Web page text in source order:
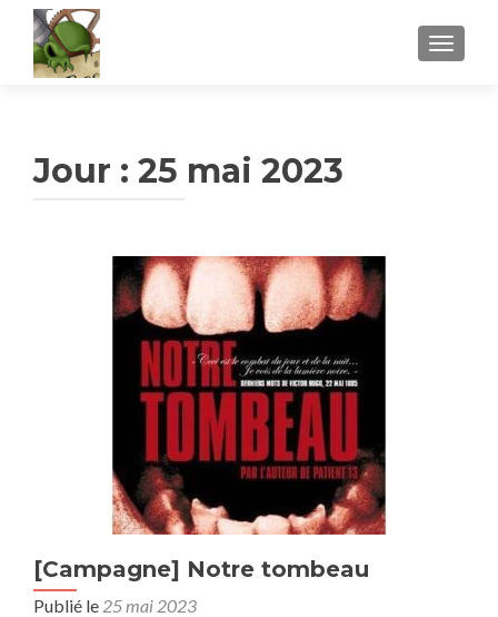
Jour : 25 mai 2023
[Campagne] Notre tombeau
Publié le 25 mai 2023